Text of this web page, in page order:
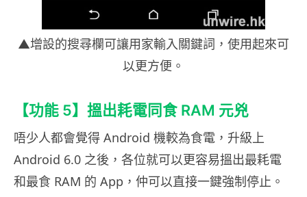
▲增設的搜尋欄可讓用家輸入關鍵詞，使用起來可
以更方便。
【功能 5】搵出耗電同食 RAM 元兇
唔少人都會覺得 Android 機較為食電，升級上
Android 6.0 之後，各位就可以更容易搵出最耗電
和最食 RAM 的 App，仲可以直接一鍵強制停止。